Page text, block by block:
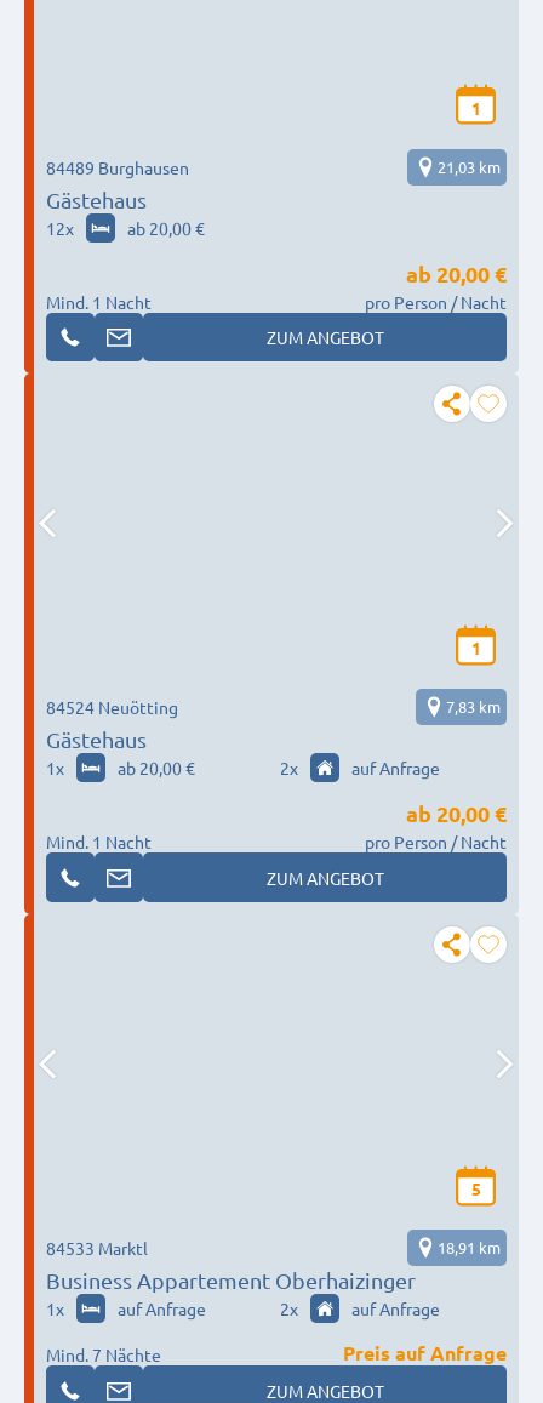
1
Gästehaus
84489 Burghausen 21,03 km
12x ab 20,00 €
Mind. 1 Nacht
ab 20,00 €
pro Person / Nacht
ZUM ANGEBOT
1
Gästehaus
84524 Neuötting 7,83 km
1x ab 20,00 € 2x auf Anfrage
Mind. 1 Nacht
ab 20,00 €
pro Person / Nacht
ZUM ANGEBOT
5
Business Appartement Oberhaizinger
84533 Marktl 18,91 km
1x auf Anfrage 2x auf Anfrage
Mind. 7 Nächte
Preis auf Anfrage
ZUM ANGEBOT